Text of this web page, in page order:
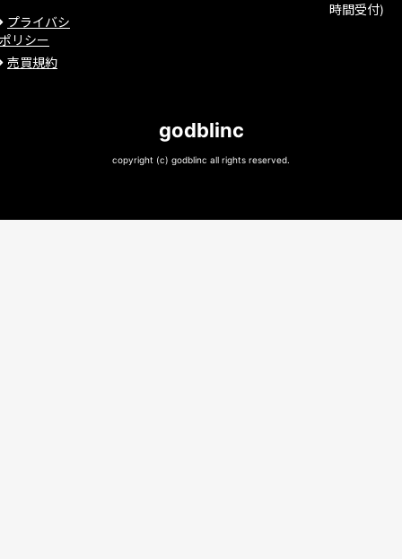
プライバシ
リシー
売買規約
時間受付)
godblinc
copyright (c) godblinc all rights reserved.